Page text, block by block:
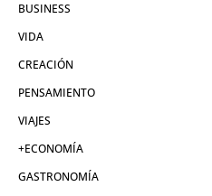
BUSINESS
VIDA
CREACIÓN
PENSAMIENTO
VIAJES
+ECONOMÍA
GASTRONOMÍA